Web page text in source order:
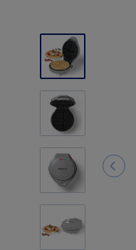
2
Photos